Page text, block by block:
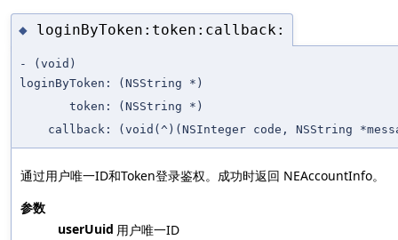
◆ loginByToken:token:callback:
- (void)
loginByToken:
(NSString *)
token:
(NSString *)
callback:
(void(^)(NSInteger code, NSString
通过用户唯一ID和Token登录鉴权。成功时返回 NEAccountInfo。
参数
userUuid 用户唯一ID